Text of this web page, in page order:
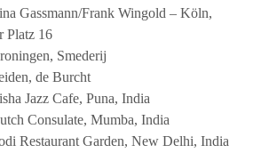
Gassmann/Frank Wingold – Köln,
Platz 16
Smederij
de Burcht
Jazz Cafe, Puna, India
Consulate, Mumba, India
Restaurant Garden, New Delhi, India